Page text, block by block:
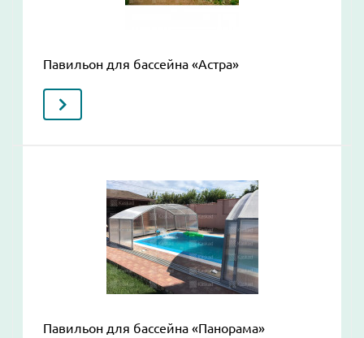
Павильон для бассейна «Астра»
Павильон для бассейна «Панорама»